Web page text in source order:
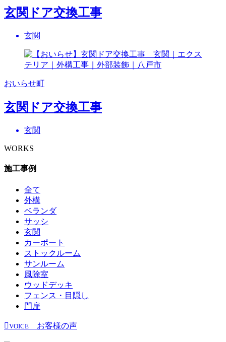
玄関ドア交換工事
玄関
おいらせ町
玄関ドア交換工事
玄関
WORKS
施工事例
全て
外構
ベランダ
サッシ
玄関
カーポート
ストックルーム
サンルーム
風除室
ウッドデッキ
フェンス・目隠し
門扉
VOICE お客様の声